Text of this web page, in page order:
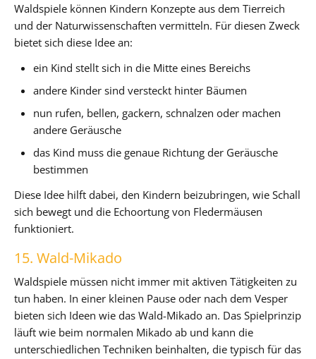
Waldspiele können Kindern Konzepte aus dem Tierreich
und der Naturwissenschaften vermitteln. Für diesen Zweck
bietet sich diese Idee an:
ein Kind stellt sich in die Mitte eines Bereichs
andere Kinder sind versteckt hinter Bäumen
nun rufen, bellen, gackern, schnalzen oder machen
andere Geräusche
das Kind muss die genaue Richtung der Geräusche
bestimmen
Diese Idee hilft dabei, den Kindern beizubringen, wie Schall
sich bewegt und die Echoortung von Fledermäusen
funktioniert.
15. Wald-Mikado
Waldspiele müssen nicht immer mit aktiven Tätigkeiten zu
tun haben. In einer kleinen Pause oder nach dem Vesper
bieten sich Ideen wie das Wald-Mikado an. Das Spielprinzip
läuft wie beim normalen Mikado ab und kann die
unterschiedlichen Techniken beinhalten, die typisch für das